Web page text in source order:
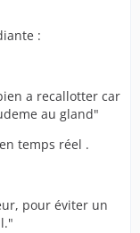
:
a recallotter car
au gland"
temps réel .
pour éviter un